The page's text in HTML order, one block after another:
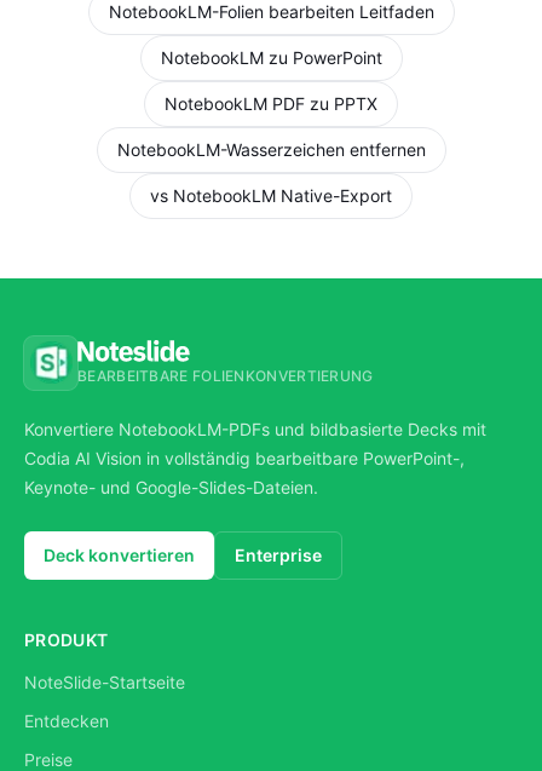
NotebookLM-Folien bearbeiten Leitfaden
NotebookLM zu PowerPoint
NotebookLM PDF zu PPTX
NotebookLM-Wasserzeichen entfernen
vs NotebookLM Native-Export
BEARBEITBARE FOLIENKONVERTIERUNG
Konvertiere NotebookLM-PDFs und bildbasierte Decks mit
Codia AI Vision in vollständig bearbeitbare PowerPoint-,
Keynote- und Google-Slides-Dateien.
Deck konvertieren Enterprise
PRODUKT
NoteSlide-Startseite
Entdecken
Preise